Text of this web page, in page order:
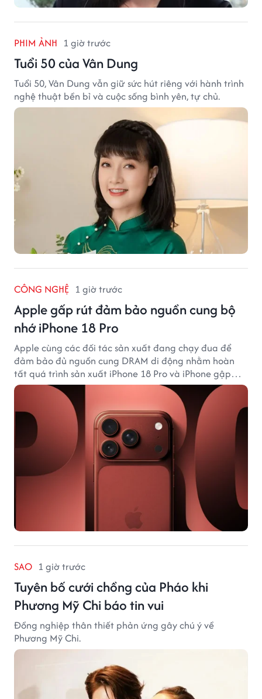
PHIM ẢNH 1 giờ trước
Tuổi 50 của Vân Dung
Tuổi 50, Vân Dung vẫn giữ sức hút riêng với hành trình
nghệ thuật bền bỉ và cuộc sống bình yên, tự chủ.
CÔNG NGHỆ 1 giờ trước
Apple gấp rút đảm bảo nguồn cung bộ
nhớ iPhone 18 Pro
Apple cùng các đối tác sản xuất đang chạy đua để
đảm bảo đủ nguồn cung DRAM di động nhằm hoàn
tất quá trình sản xuất iPhone 18 Pro và iPhone gập
đầu tiên.
SAO 1 giờ trước
Tuyên bố cưới chồng của Pháo khi
Phương Mỹ Chi báo tin vui
Đồng nghiệp thân thiết phản ứng gây chú ý về
Phương Mỹ Chi.